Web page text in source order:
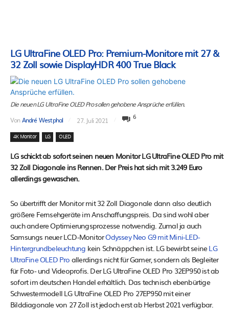
LG UltraFine OLED Pro: Premium-Monitore mit 27 &
32 Zoll sowie DisplayHDR 400 True Black
Die neuen LG UltraFine OLED Pro sollen gehobene Ansprüche erfüllen.
VonAndré Westphal 27. Juli 2021 6
4K Monitor LG OLED
LG schickt ab sofort seinen neuen Monitor LG UltraFine OLED Pro mit
32 Zoll Diagonale ins Rennen. Der Preis hat sich mit 3.249 Euro
allerdings gewaschen.
So übertrifft der Monitor mit 32 Zoll Diagonale dann also deutlich
größere Fernsehgeräte im Anschaffungspreis. Da sind wohl aber
auch andere Optimierungsprozesse notwendig. Zumal ja auch
Samsungs neuer LCD-MonitorOdyssey Neo G9 mit Mini-LED-
Hintergrundbeleuchtung kein Schnäppchen ist. LG bewirbt seineLG
UltraFine OLED Pro allerdings nicht für Gamer, sondern als Begleiter
für Foto- und Videoprofis. Der LG UltraFine OLED Pro 32EP950 ist ab
sofort im deutschen Handel erhältlich. Das technisch ebenbürtige
Schwestermodell LG UltraFine OLED Pro 27EP950 mit einer
Bilddiagonale von 27 Zoll ist jedoch erst ab Herbst 2021 verfügbar.